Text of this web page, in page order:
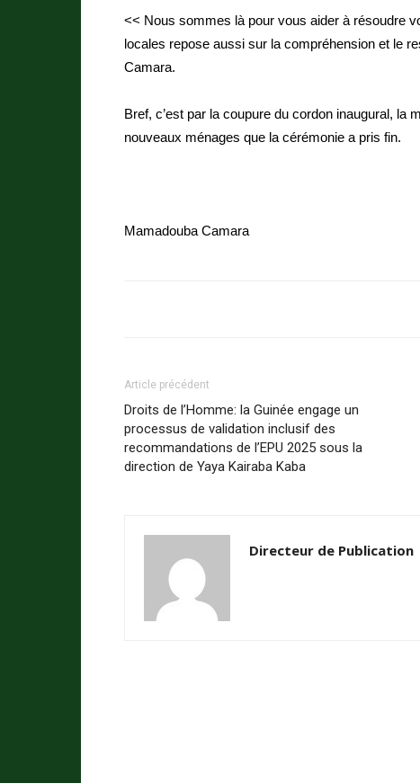
<< Nous sommes là pour vous aider à résoudre
locales repose aussi sur la compréhension et le
Camara.
Bref, c’est par la coupure du cordon inaugural, la
nouveaux ménages que la cérémonie a pris fin.
Mamadouba Camara
Article précédent
Droits de l’Homme: la Guinée engage un
processus de validation inclusif des
recommandations de l’EPU 2025 sous la
direction de Yaya Kairaba Kaba
Directeur de Publication